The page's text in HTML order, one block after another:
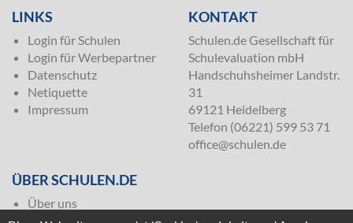
LINKS
Login für Schulen
Login für Werbepartner
Datenschutz
Netiquette
Impressum
KONTAKT
Schulen.de Gesellschaft für
Schulevaluation mbH
Handschuhsheimer Landstr.
31
69121 Heidelberg
Telefon (06221) 599 53 71
office@schulen.de
ÜBER SCHULEN.DE
Über uns